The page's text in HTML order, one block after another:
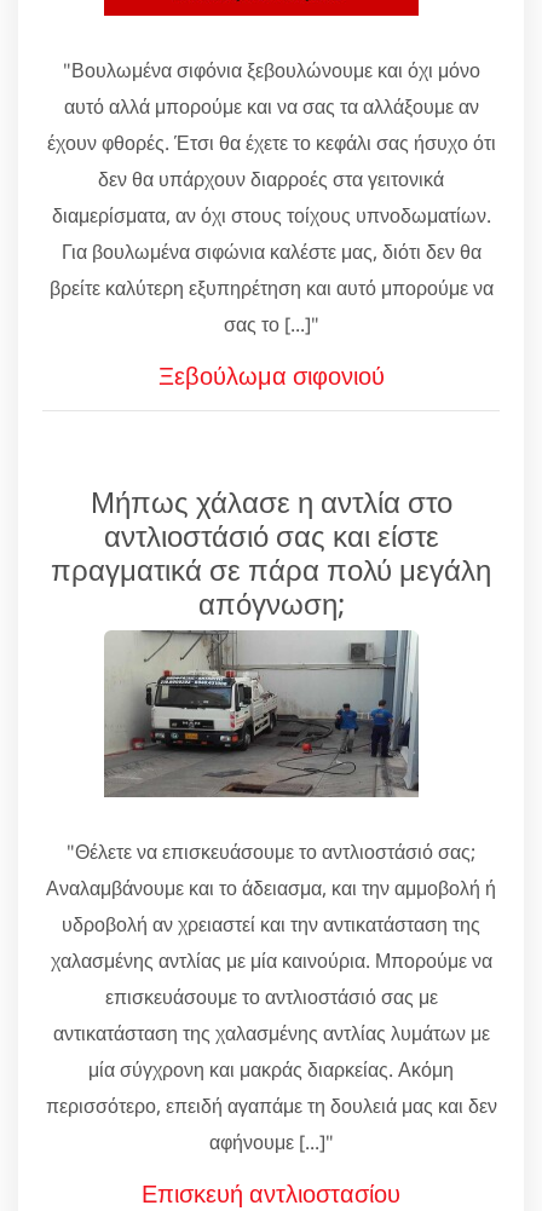
"Βουλωμένα σιφόνια ξεβουλώνουμε και όχι μόνο
αυτό αλλά μπορούμε και να σας τα αλλάξουμε αν
έχουν φθορές. Έτσι θα έχετε το κεφάλι σας ήσυχο ότι
δεν θα υπάρχουν διαρροές στα γειτονικά
διαμερίσματα, αν όχι στους τοίχους υπνοδωματίων.
Για βουλωμένα σιφώνια καλέστε μας, διότι δεν θα
βρείτε καλύτερη εξυπηρέτηση και αυτό μπορούμε να
σας το [...]"
Ξεβούλωμα σιφονιού
Μήπως χάλασε η αντλία στο
αντλιοστάσιό σας και είστε
πραγματικά σε πάρα πολύ μεγάλη
απόγνωση;
"Θέλετε να επισκευάσουμε το αντλιοστάσιό σας;
Αναλαμβάνουμε και το άδειασμα, και την αμμοβολή ή
υδροβολή αν χρειαστεί και την αντικατάσταση της
χαλασμένης αντλίας με μία καινούρια. Μπορούμε να
επισκευάσουμε το αντλιοστάσιό σας με
αντικατάσταση της χαλασμένης αντλίας λυμάτων με
μία σύγχρονη και μακράς διαρκείας. Ακόμη
περισσότερο, επειδή αγαπάμε τη δουλειά μας και δεν
αφήνουμε [...]"
Επισκευή αντλιοστασίου